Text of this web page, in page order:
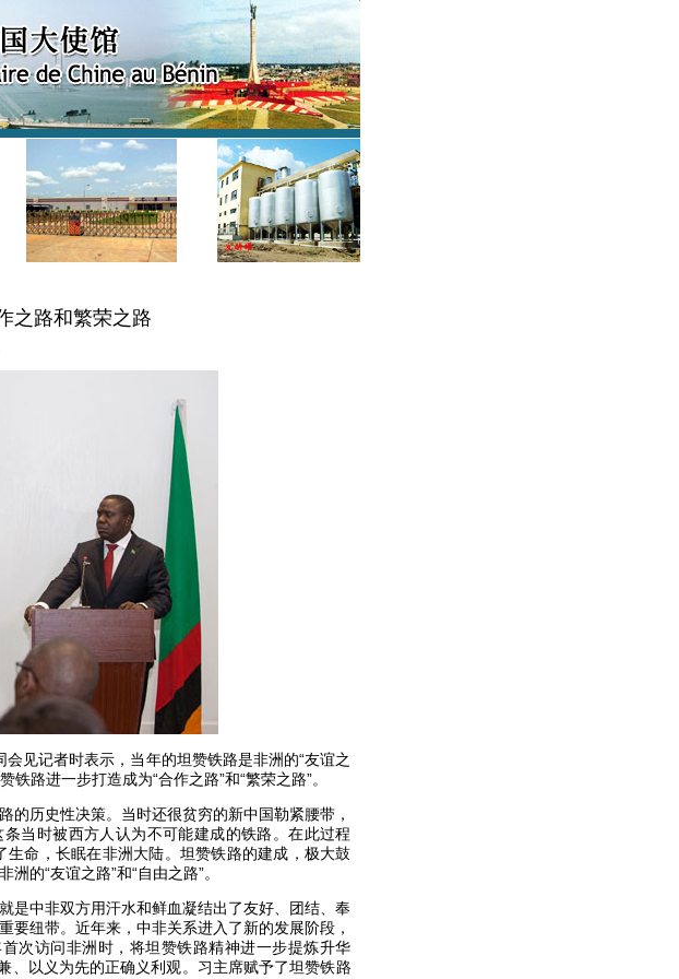
之路和繁荣之路
记者时表示，当年的坦赞铁路是非洲的“友谊之
路进一步打造成为“合作之路”和“繁荣之路”。
历史性决策。当时还很贫穷的新中国勒紧腰带，
当时被西方人认为不可能建成的铁路。在此过程
命，长眠在非洲大陆。坦赞铁路的建成，极大鼓
的“友谊之路”和“自由之路”。
中非双方用汗水和鲜血凝结出了友好、团结、奉
纽带。近年来，中非关系进入了新的发展阶段，
次访问非洲时，将坦赞铁路精神进一步提炼升华
、以义为先的正确义利观。习主席赋予了坦赞铁路